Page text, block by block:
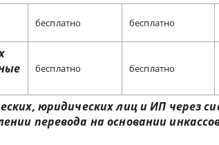
бесплатно бесплатно
бесплатно бесплатно
юридических лиц и ИП через
перевода на основании